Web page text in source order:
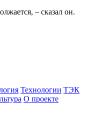
– сказал он.
Технологии ТЭК
О проекте